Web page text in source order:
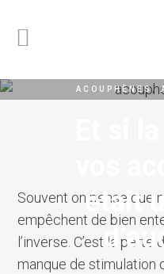
ACOUPHÈNES,
était
Souvent on pense que
empêchent de bien
l’inverse. C’est la perte
manque de stimulation